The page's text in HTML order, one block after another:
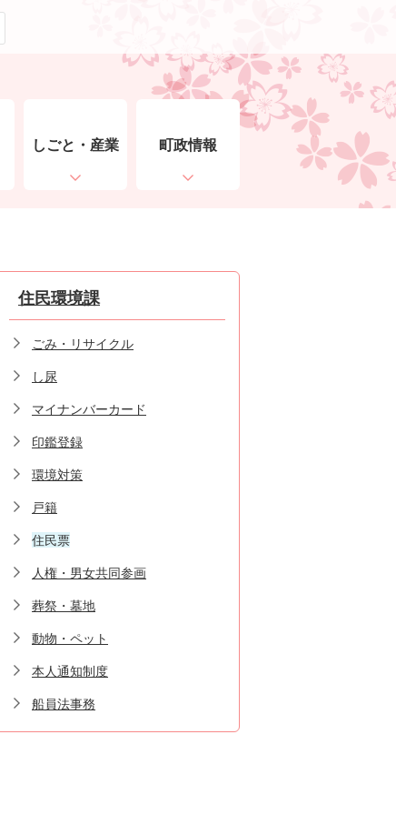
しごと・産業 町政情報
住民環境課
ごみ・リサイクル
し尿
マイナンバーカード
印鑑登録
環境対策
戸籍
住民票
人権・男女共同参画
葬祭・墓地
動物・ペット
本人通知制度
船員法事務